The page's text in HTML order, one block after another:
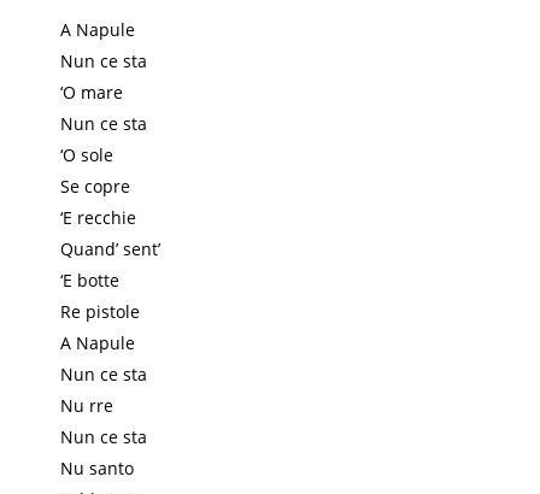
A Napule
Nun ce sta
‘O mare
Nun ce sta
‘O sole
Se copre
‘E recchie
Quand’ sent’
‘E botte
Re pistole
A Napule
Nun ce sta
Nu rre
Nun ce sta
Nu santo